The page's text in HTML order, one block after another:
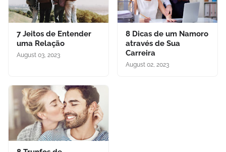
7 Jeitos de Entender
uma Relação
August 03, 2023
8 Dicas de um Namoro
através de Sua
Carreira
August 02, 2023